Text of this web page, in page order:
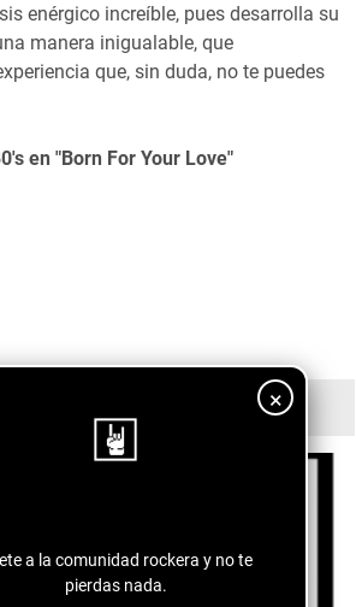
×
a la comunidad rockera y no te
pierdas nada.
enérgico increíble, pues desarrolla su
manera inigualable, que
que, sin duda, no te puedes
en "Born For Your Love"